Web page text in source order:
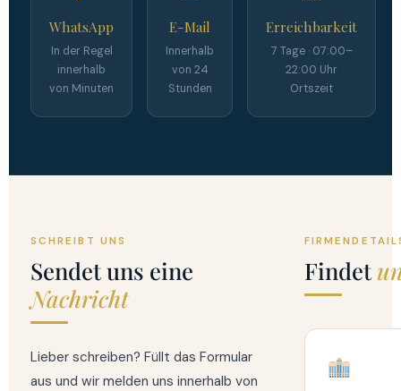
WhatsApp
In der Regel
innerhalb
von Minuten
E-Mail
Innerhalb
von 24
Stunden
Erreichbarkeit
7 Tage · 07:00–
22:00 Uhr
Ortszeit
SCHREIBT UNS
Sendet uns eine
Nachricht
Lieber schreiben? Füllt das Formular
aus und wir melden uns innerhalb von
Findet